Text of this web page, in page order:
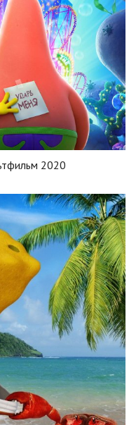
2020